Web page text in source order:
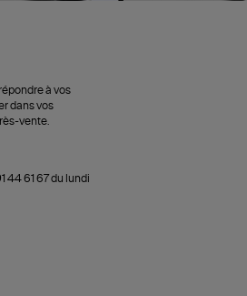
à vos
dans vos
vente.
44 61 67 du lundi